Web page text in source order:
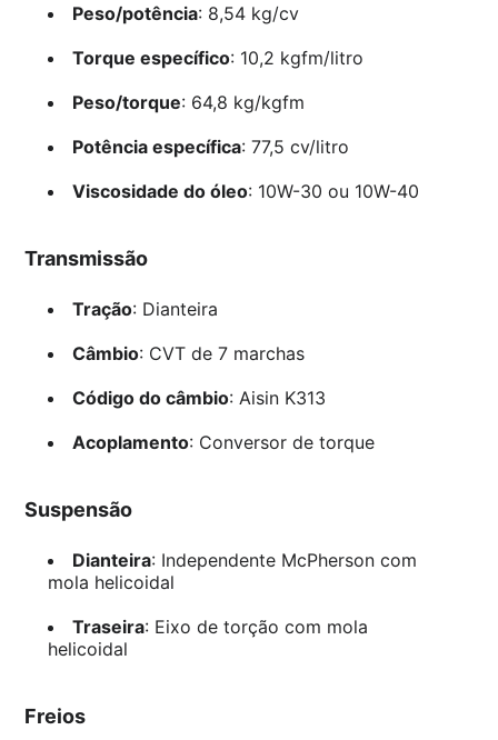
Peso/potência: 8,54 kg/cv
Torque específico: 10,2 kgfm/litro
Peso/torque: 64,8 kg/kgfm
Potência específica: 77,5 cv/litro
Viscosidade do óleo: 10W-30 ou 10W-40
Transmissão
Tração: Dianteira
Câmbio: CVT de 7 marchas
Código do câmbio: Aisin K313
Acoplamento: Conversor de torque
Suspensão
Dianteira: Independente McPherson com
mola helicoidal
Traseira: Eixo de torção com mola
helicoidal
Freios